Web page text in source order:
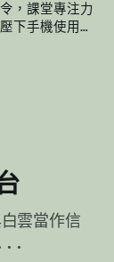
，課堂專注力
下手機使用，
的吸引力。
雲當作信
...